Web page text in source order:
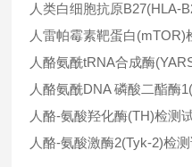
人类白细胞抗原B27(HLA-
人雷帕霉素靶蛋白(mTOR)
人酪氨酰tRNA合成酶
人酪氨酰DNA 磷酸二酯酶
人酪-氨酸羟化酶(TH)检测
人酪-氨酸激酶2(Tyk-2)检